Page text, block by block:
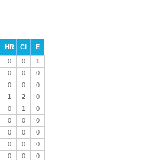
HR CI
E
0 0
1
0 0
0
0 0
0
1 2
0
0 1
0
0 0
0
0 0
0
0 0
0
0 0
0